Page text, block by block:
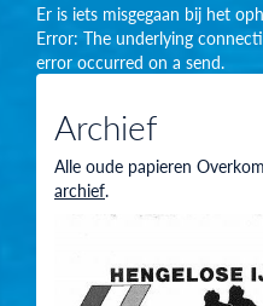
Er is iets misgegaan bij het
Error: The underlying
error occurred on a send.
Archief
Alle oude papieren
archief.